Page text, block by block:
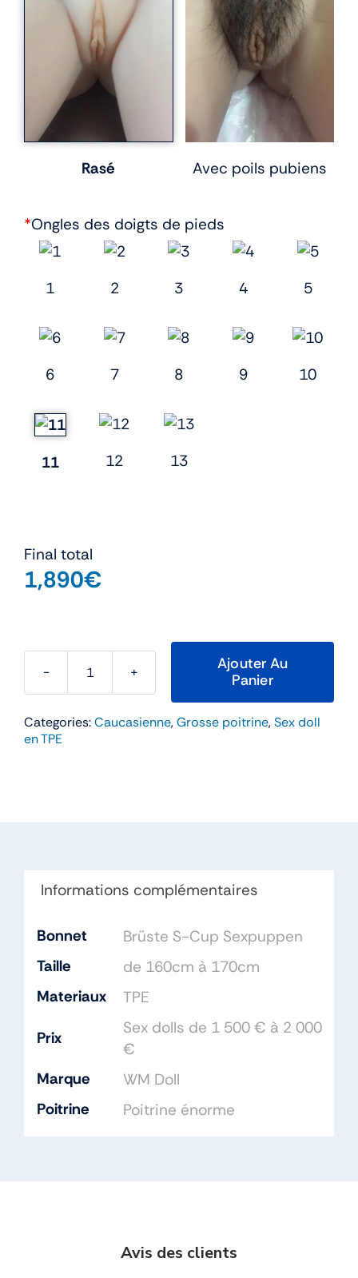
Rasé Avec poils pubiens
*Ongles des doigts de pieds
1 2 3 4 5
6 7 8 9 10
11 12 13
Final total
1,890€
quantité
Danna
Ajouter Au
Panier
Categories:Caucasienne,Grosse poitrine,Sex doll
en TPE
Informations complémentaires
Bonnet
Brüste S-Cup Sexpuppen
Taille
de 160cm à 170cm
Materiaux
TPE
Prix
Sex dolls de 1 500 € à 2 000
€
Marque
WM Doll
Poitrine
Poitrine énorme
Avis des clients